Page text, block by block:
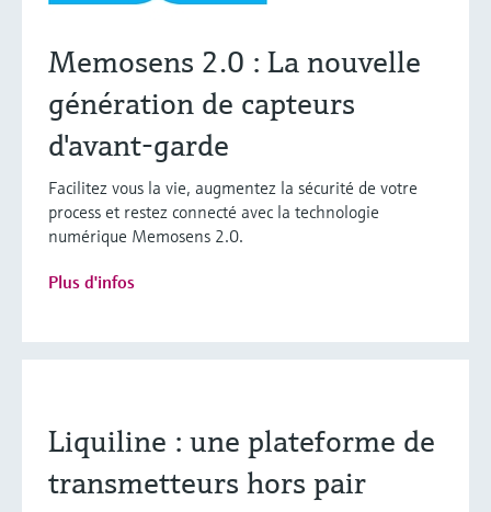
Memosens 2.0 : La nouvelle
génération de capteurs
d'avant-garde
Facilitez vous la vie, augmentez la sécurité de votre
process et restez connecté avec la technologie
numérique Memosens 2.0.
Plus d'infos
Liquiline : une plateforme de
transmetteurs hors pair